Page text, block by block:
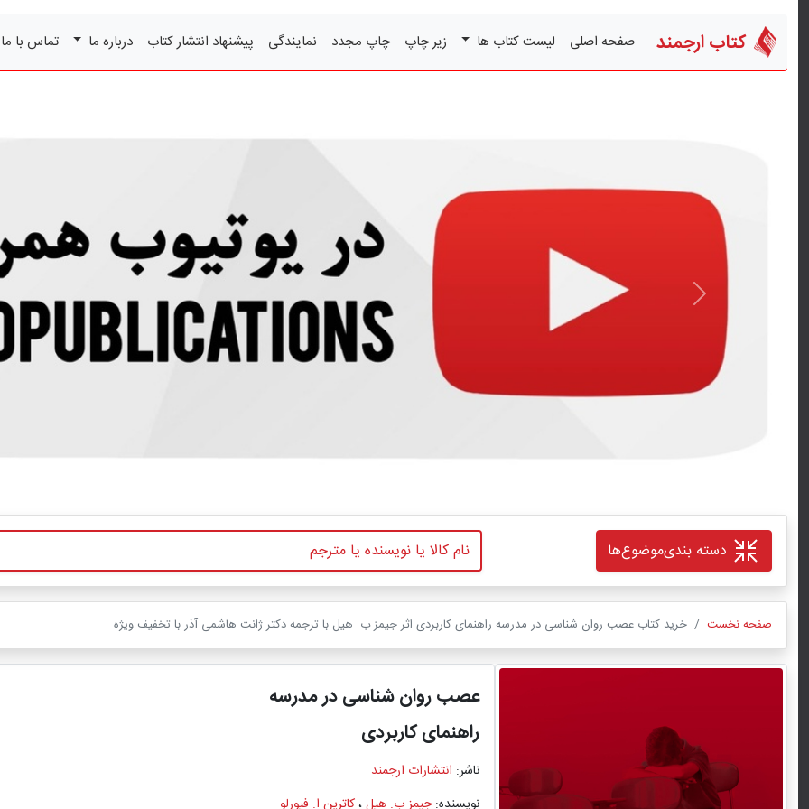
کتاب ارجمند صفحه اصلی لیست کتاب ها زیر چاپ چاپ مجدد نمایندگی پیشنهاد انتشار کتاب درباره ما تماس با
قبلی
دسته بندیموضوع‌ها
صفحه نخست خرید کتاب عصب روان شناسی در مدرسه راهنمای کاربردی اثر جیمز ب. هیل با ترجمه دکتر ژانت هاشمی آذر با تخفیف ویژه
عصب روان شناسی در مدرسه
راهنمای کاربردی
ناشر: انتشارات ارجمند
نویسنده:جیمز ب. هیل،کاترین ا. فیورلو